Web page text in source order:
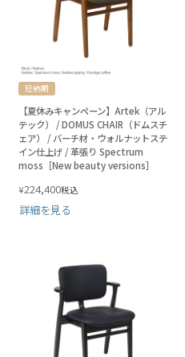
短納期
【夏休みキャンペーン】Artek（アル
テック） / DOMUS CHAIR（ドムスチ
ェア） / バーチ材・ウォルナットステ
イン仕上げ / 革張り Spectrum
moss［New beauty versions］
¥224,400税込
詳細を見る